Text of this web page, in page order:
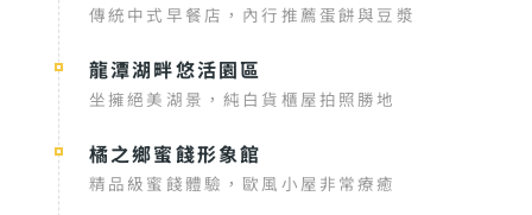
傳統中式早餐店，內行推薦蛋餅與豆漿
龍潭湖畔悠活園區
坐擁絕美湖景，純白貨櫃屋拍照勝地
橘之鄉蜜餞形象館
精品級蜜餞體驗，歐風小屋非常療癒